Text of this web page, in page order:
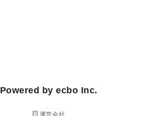
Powered by ecbo Inc.